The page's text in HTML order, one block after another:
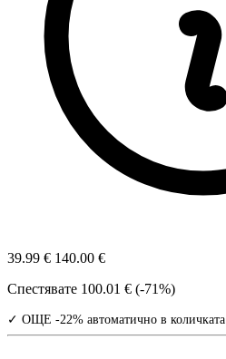
39.99 € 140.00 €
Спестявате 100.01 € (-71%)
✓ ОЩЕ -22% автоматично в количката